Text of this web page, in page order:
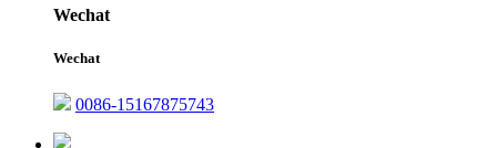
Wechat
Wechat
0086-15167875743